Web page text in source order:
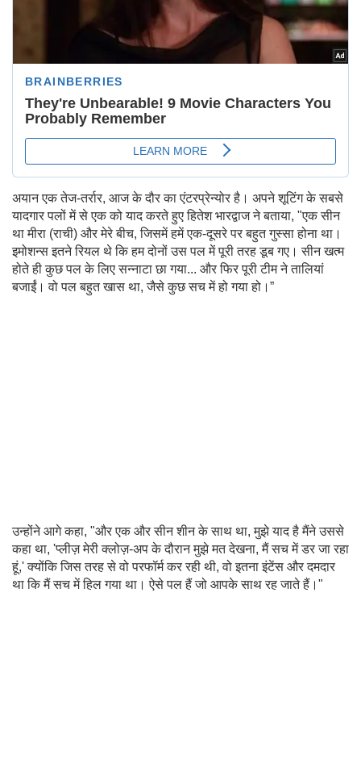
अयान एक तेज-तर्रार, आज के दौर का एंटरप्रेन्योर है। अपने शूटिंग के सबसे
यादगार पलों में से एक को याद करते हुए हितेश भारद्वाज ने बताया, "एक सीन
था मीरा (राची) और मेरे बीच, जिसमें हमें एक-दूसरे पर बहुत गुस्सा होना था।
इमोशन्स इतने रियल थे कि हम दोनों उस पल में पूरी तरह डूब गए। सीन खत्म
होते ही कुछ पल के लिए सन्नाटा छा गया... और फिर पूरी टीम ने तालियां
बजाईं। वो पल बहुत खास था, जैसे कुछ सच में हो गया हो।”
उन्होंने आगे कहा, "और एक और सीन शीन के साथ था, मुझे याद है मैंने उससे
कहा था, 'प्लीज़ मेरी क्लोज़-अप के दौरान मुझे मत देखना, मैं सच में डर जा रहा
हूं,' क्योंकि जिस तरह से वो परफॉर्म कर रही थी, वो इतना इंटेंस और दमदार
था कि मैं सच में हिल गया था। ऐसे पल हैं जो आपके साथ रह जाते हैं।"